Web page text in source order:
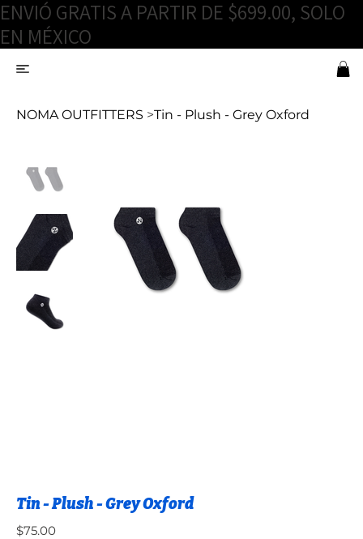
ENVIÓ GRATIS A PARTIR DE $699.00, SOLO
EN MÉXICO
NOMA OUTFITTERS >Tin - Plush - Grey Oxford
Tin - Plush - Grey Oxford
Precio
$75.00